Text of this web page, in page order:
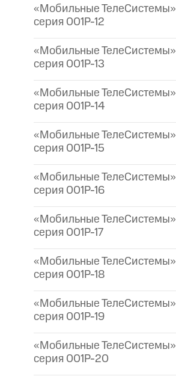
«Мобильные ТелеСистемы»
серия 001P-12
«Мобильные ТелеСистемы»
серия 001P-13
«Мобильные ТелеСистемы»
серия 001P-14
«Мобильные ТелеСистемы»
серия 001P-15
«Мобильные ТелеСистемы»
серия 001P-16
«Мобильные ТелеСистемы»
серия 001P-17
«Мобильные ТелеСистемы»
серия 001P-18
«Мобильные ТелеСистемы»
серия 001P-19
«Мобильные ТелеСистемы»
серия 001P-20